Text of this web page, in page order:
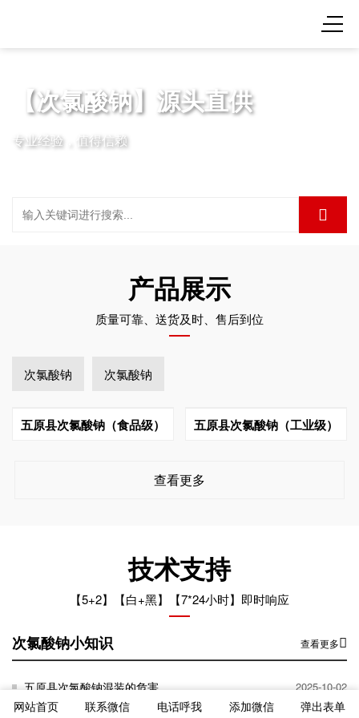
【次氯酸钠】源头直供
专业经验，值得信赖
产品展示
质量可靠、送货及时、售后到位
次氯酸钠 次氯酸钠
五原县次氯酸钠（食品级） 五原县次氯酸钠（工业级）
查看更多
技术支持
【5+2】【白+黑】【7*24小时】即时响应
次氯酸钠小知识 查看更多
五原县次氯酸钠混装的危害 2025-10-02
网站首页 联系微信 电话呼我 添加微信 弹出表单